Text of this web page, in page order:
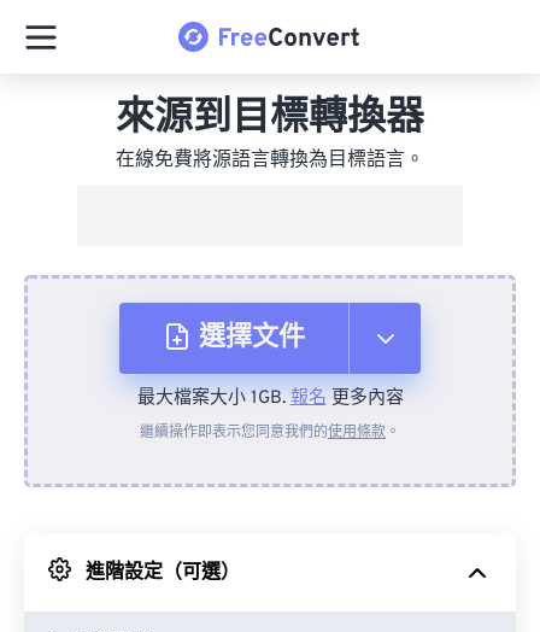
來源到目標轉換器
在線免費將源語言轉換為目標語言。
選擇文件
來自裝置
來自 Google 雲端硬碟
最大檔案大小 1GB.報名更多內容
繼續操作即表示您同意我們的使用條款 。
進階設定（可選）